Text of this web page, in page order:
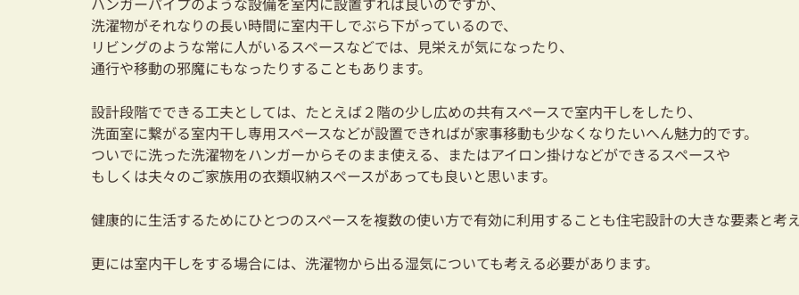
洗濯物がそれなりの長い時間に室内干しでぶら下がっているので、
リビングのような常に人がいるスペースなどでは、見栄えが気になったり、
通行や移動の邪魔にもなったりすることもあります。
設計段階でできる工夫としては、たとえば２階の少し広めの共有スペースで室内干しをしたり、
洗面室に繋がる室内干し専用スペースなどが設置できればが家事移動も少なくなりたいへん魅力的です。
ついでに洗った洗濯物をハンガーからそのまま使える、またはアイロン掛けなどができるスペースや
もしくは夫々のご家族用の衣類収納スペースがあっても良いと思います。
健康的に生活するためにひとつのスペースを複数の使い方で有効に利用することも住宅設計の大きな要素と考
更には室内干しをする場合には、洗濯物から出る湿気についても考える必要があります。